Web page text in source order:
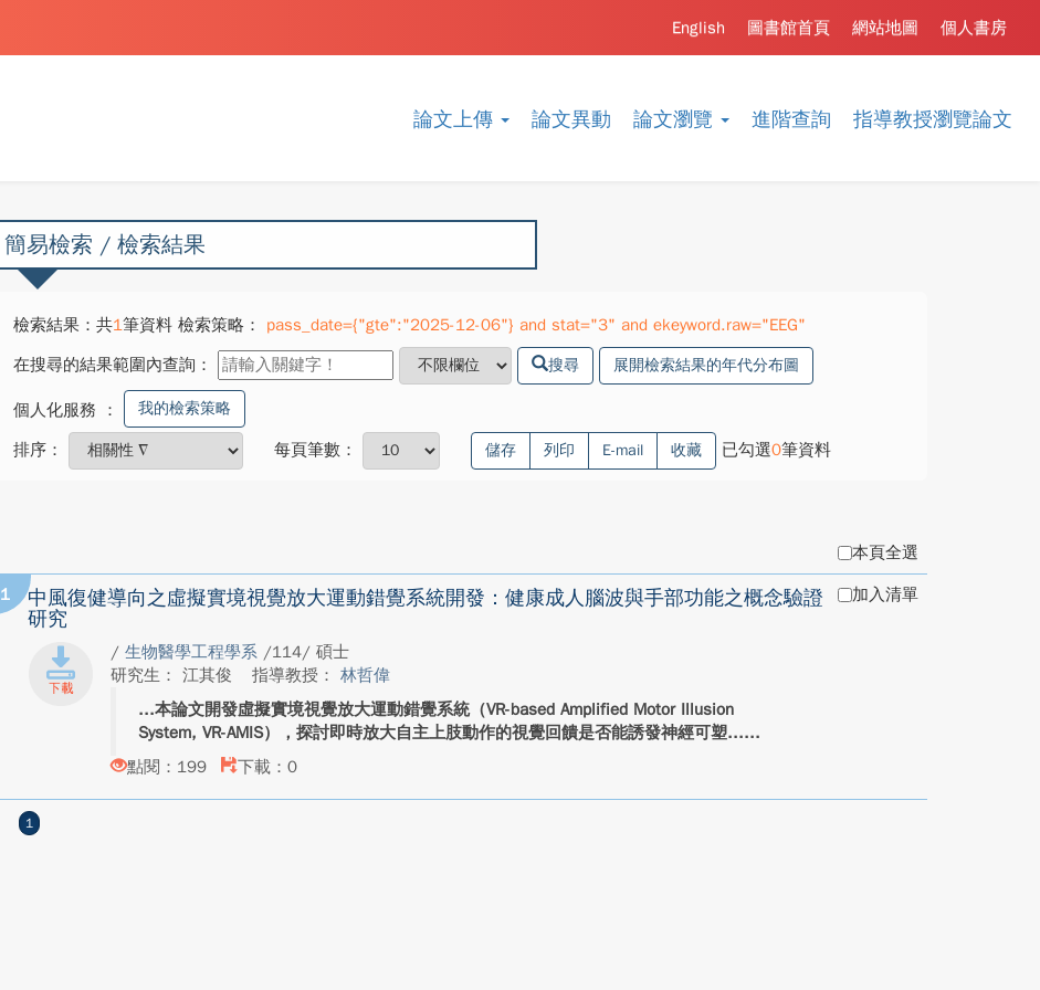
論文上傳 論文異動 論文瀏覽 進階查詢 指導教授瀏覽論文
個人書房
網站地圖
圖書館首頁
English
簡易檢索 / 檢索結果
檢索結果：共1筆資料 檢索策略：
pass_date={"gte":"2025-12-06"} and stat="3" and ekeyword.raw="EEG"
在搜尋的結果範圍內查詢：
搜尋 展開檢索結果的年代分布圖
個人化服務 ： 我的檢索策略
排序： 每頁筆數： 儲存 列印 E-mail 收藏 已勾選0筆資料
本頁全選
1
中風復健導向之虛擬實境視覺放大運動錯覺系統開發：健康成人腦波與手部功能之概念驗證
研究
/ 生物醫學工程學系 /114/ 碩士
研究生： 江其俊
指導教授： 林哲偉
本論文開發虛擬實境視覺放大運動錯覺系統（VR-based Amplified Motor Illusion
System, VR-AMIS），探討即時放大自主上肢動作的視覺回饋是否能誘發神經可塑...
點閱：199
下載：0
加入清單
1